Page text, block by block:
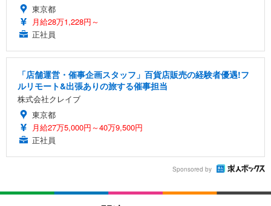
東京都
月給28万1,228円～
正社員
「店舗運営・催事企画スタッフ」百貨店販売の経験者優遇!フ
ルリモート&出張ありの旅する催事担当
株式会社クレイブ
東京都
月給27万5,000円～40万9,500円
正社員
Sponsored by